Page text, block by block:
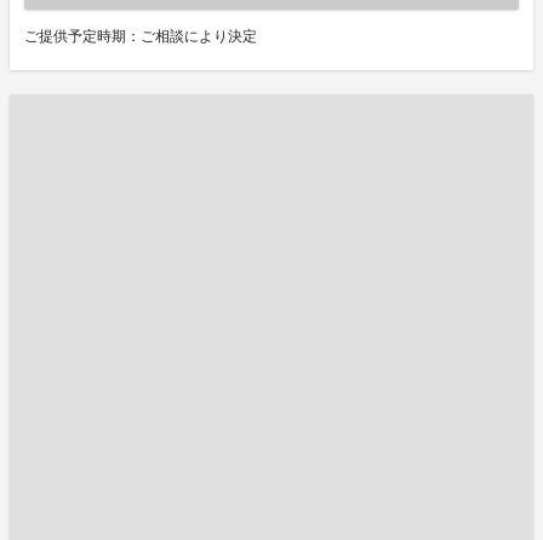
ご提供予定時期：ご相談により決定